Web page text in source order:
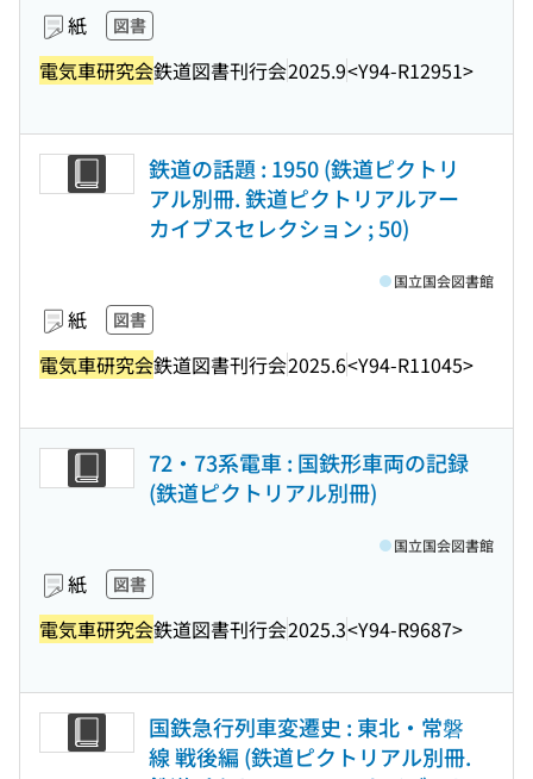
紙 図書
電気車研究会鉄道図書刊行会2025.9<Y94-R12951>
鉄道の話題 : 1950 (鉄道ピクトリ
アル別冊. 鉄道ピクトリアルアー
カイブスセレクション ; 50)
紙 図書
電気車研究会鉄道図書刊行会2025.6<Y94-R11045>
国立国会図書館
72・73系電車 : 国鉄形車両の記録
(鉄道ピクトリアル別冊)
紙 図書
電気車研究会鉄道図書刊行会2025.3<Y94-R9687>
国立国会図書館
国鉄急行列車変遷史 : 東北・常磐
線 戦後編 (鉄道ピクトリアル別冊.